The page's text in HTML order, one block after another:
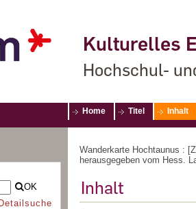
Kulturelles
Hochschul-
Home Titel Inhalt
OK
Detailsuche
Wanderkarte Hochtaunus :
herausgegeben vom Hess.
Inhalt